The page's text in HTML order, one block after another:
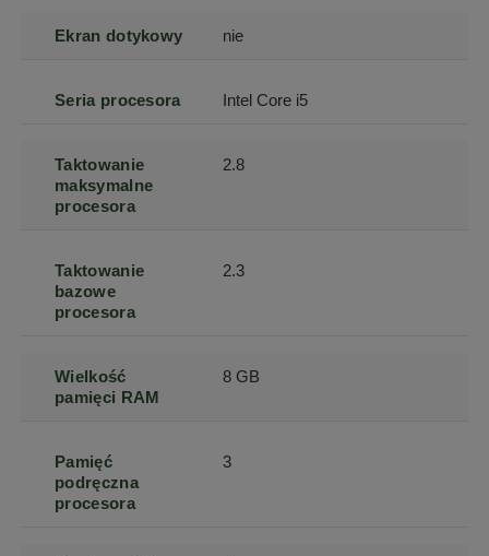
Ekran dotykowy nie
Seria procesora Intel Core i5
Taktowanie
maksymalne
procesora
2.8
Taktowanie
bazowe
procesora
2.3
Wielkość
pamięci RAM
8 GB
Pamięć
podręczna
procesora
3